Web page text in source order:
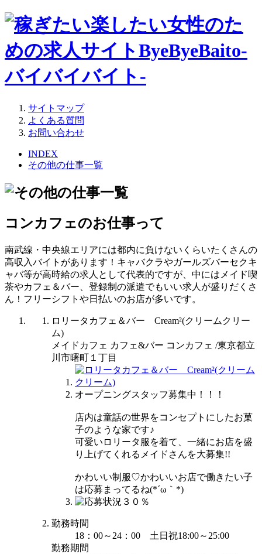
サイトマップ
よくある質問
お問い合わせ
INDEX
その他の仕事一覧
コンカフェのお仕事って
南武線・中央線エリアには都内に負けないくらいたくさんの
高収入バイトがあります！キャバクラやガールズバーセクキ
ャバ等が高時給の求人として代表的ですが、中にはメイド喫
茶やカフェ＆バー、登録制の派遣でもいい求人が盛りだくさ
ん！フリーシフトや日払いのお店が多いです。
ロリータカフェ＆バー Cream²(クリームクリー
ム)
メイドカフェ カフェ&バー コンカフェ /東京都立
川市曙町１丁目
オープニングスタッフ募集中！！！
店内は童話の世界をコンセプトにしたお菓
子のような家です♪
可愛いロリータ服を着て、一緒にお店を盛
り上げてくれるメイドさんを大募集!!
かわいい制服♡かわいいお店で働きたい子
は応募まってるね(*´ω｀*)
勤務時間
18：00～24：00 土日祝18:00～25:00
勤務期間